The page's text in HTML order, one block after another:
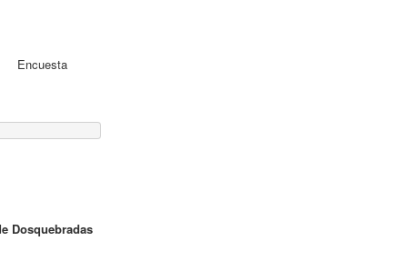
Dosquebradas